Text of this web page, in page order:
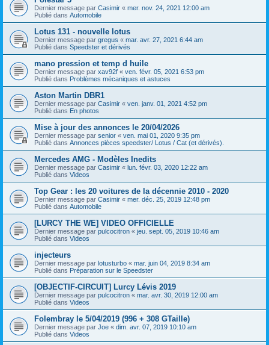
Dernier message par Casimir « mer. nov. 24, 2021 12:00 am
Publié dans Automobile
Lotus 131 - nouvelle lotus
Dernier message par gregus « mar. avr. 27, 2021 6:44 am
Publié dans Speedster et dérivés
mano pression et temp d huile
Dernier message par xav92f « ven. févr. 05, 2021 6:53 pm
Publié dans Problèmes mécaniques et astuces
Aston Martin DBR1
Dernier message par Casimir « ven. janv. 01, 2021 4:52 pm
Publié dans En photos
Mise à jour des annonces le 20/04/2026
Dernier message par senior « ven. mai 01, 2020 9:35 pm
Publié dans Annonces pièces speedster/ Lotus / Cat (et dérivés).
Mercedes AMG - Modèles Inedits
Dernier message par Casimir « lun. févr. 03, 2020 12:22 am
Publié dans Videos
Top Gear : les 20 voitures de la décennie 2010 - 2020
Dernier message par Casimir « mer. déc. 25, 2019 12:48 pm
Publié dans Automobile
[LURCY THE WE] VIDEO OFFICIELLE
Dernier message par pulcocitron « jeu. sept. 05, 2019 10:46 am
Publié dans Videos
injecteurs
Dernier message par lotusturbo « mar. juin 04, 2019 8:34 am
Publié dans Préparation sur le Speedster
[OBJECTIF-CIRCUIT] Lurcy Lévis 2019
Dernier message par pulcocitron « mar. avr. 30, 2019 12:00 am
Publié dans Videos
Folembray le 5/04/2019 (996 + 308 GTaille)
Dernier message par Joe « dim. avr. 07, 2019 10:10 am
Publié dans Videos